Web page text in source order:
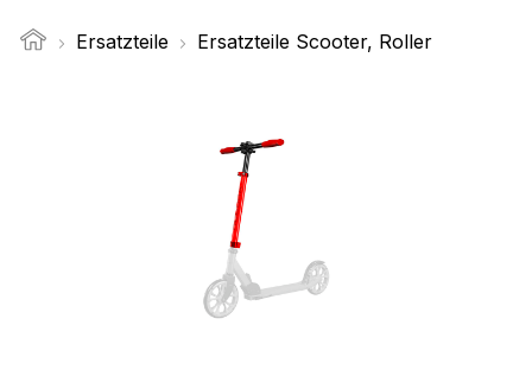
Ersatzteile Ersatzteile Scooter, Roller